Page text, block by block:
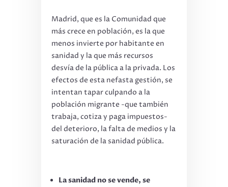
Madrid, que es la Comunidad que
más crece en población, es la que
menos invierte por habitante en
sanidad y la que más recursos
desvía de la pública a la privada. Los
efectos de esta nefasta gestión, se
intentan tapar culpando a la
población migrante -que también
trabaja, cotiza y paga impuestos-
del deterioro, la falta de medios y la
saturación de la sanidad pública.
La sanidad no se vende, se